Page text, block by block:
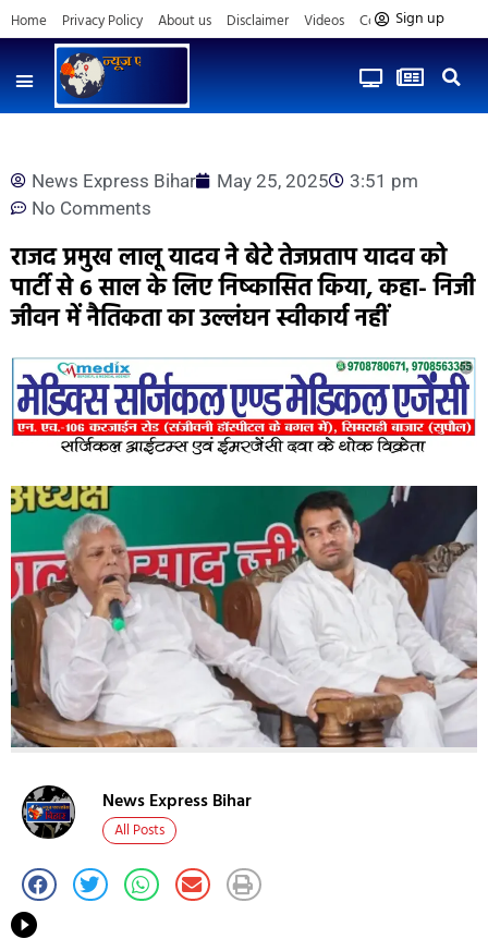
Home Privacy Policy About us Disclaimer Videos Contact us
Sign up
News Express Bihar May 25, 2025
3:51 pm
No Comments
राजद प्रमुख लालू यादव ने बेटे तेजप्रताप यादव को
पार्टी से 6 साल के लिए निष्कासित किया, कहा- निजी
जीवन में नैतिकता का उल्लंघन स्वीकार्य नहीं
News Express Bihar
All Posts